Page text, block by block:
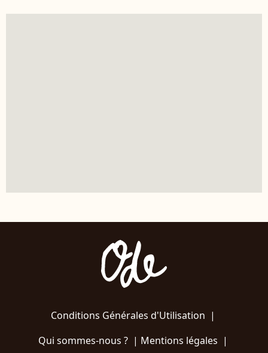
Conditions Générales d'Utilisation |
Qui sommes-nous ?| Mentions légales |